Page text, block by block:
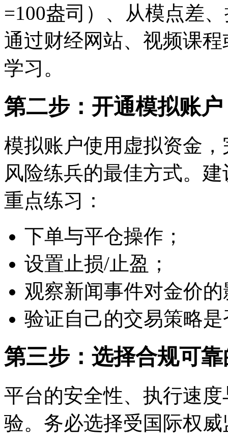
=100盎司）、从模点差
通过财经网站、视频课
学习。
第二步：开通模拟账
模拟账户使用虚拟资金
风险练兵的最佳方式。
重点练习：
下单与平仓操作；
设置止损/止盈；
观察新闻事件对金价
验证自己的交易策略
第三步：选择合规可
平台的安全性、执行速
验。务必选择受国际权